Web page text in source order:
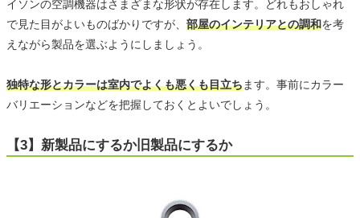
イソンの空調機器はさまざまな形状が存在します。どれもおしゃれ
で見た目がよいものばかりですが、 部屋のインテリアとの調和を考
えながら製品を選ぶようにしましょう。
独特な形とカラーは室内でよくも悪くも目立ちます。事前にカラー
バリエーションなどを把握しておくとよいでしょう。
【3】新製品にするか旧製品にするか